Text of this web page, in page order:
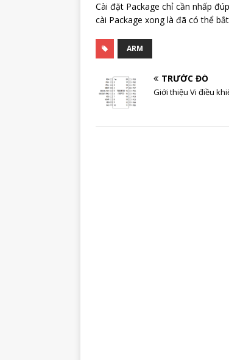
Cài đặt Package chỉ cần nhấp
cài Package xong là đã có thể
ARM
TRƯỚC ĐÓ
Giới thiệu Vi điều